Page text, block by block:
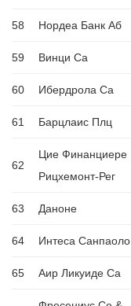
58 Нордеа Банк Аб
59 Винци Са
60 Ибердрола Са
61 Барцлаис Плц
62
Цие Финанциере
Рицхемонт-Рег
63 Даноне
64 Интеса Санпаоло
65 Аир Ликуиде Са